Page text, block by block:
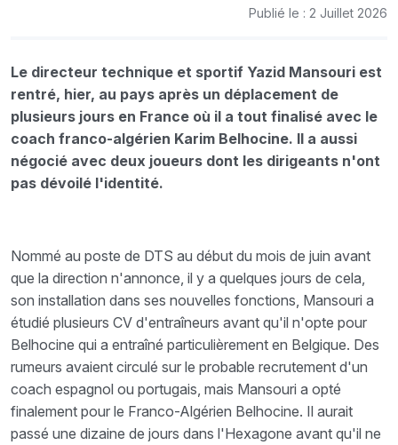
Publié le : 2 Juillet 2026
Le directeur technique et sportif Yazid Mansouri est
rentré, hier, au pays après un déplacement de
plusieurs jours en France où il a tout finalisé avec le
coach franco-algérien Karim Belhocine. Il a aussi
négocié avec deux joueurs dont les dirigeants n'ont
pas dévoilé l'identité.
Nommé au poste de DTS au début du mois de juin avant
que la direction n'annonce, il y a quelques jours de cela,
son installation dans ses nouvelles fonctions, Mansouri a
étudié plusieurs CV d'entraîneurs avant qu'il n'opte pour
Belhocine qui a entraîné particulièrement en Belgique. Des
rumeurs avaient circulé sur le probable recrutement d'un
coach espagnol ou portugais, mais Mansouri a opté
finalement pour le Franco-Algérien Belhocine. Il aurait
passé une dizaine de jours dans l'Hexagone avant qu'il ne